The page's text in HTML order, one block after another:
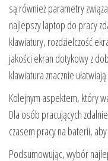
są również parametry
najlepszy laptop do pracy
klawiatury, rozdzielczość
jakości ekran dotykowy z
klawiatura znacznie
Kolejnym aspektem, który
Dla osób pracujących
czasem pracy na baterii,
Podsumowując, wybór